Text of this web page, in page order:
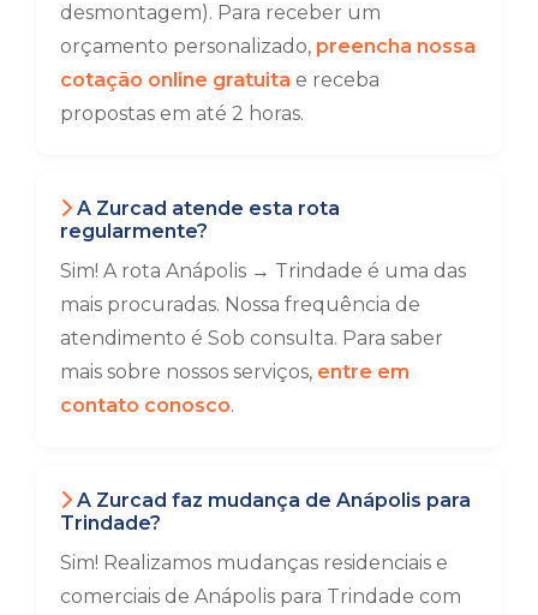
desmontagem). Para receber um
orçamento personalizado, preencha nossa
cotação online gratuita e receba
propostas em até 2 horas.
A Zurcad atende esta rota
regularmente?
Sim! A rota Anápolis → Trindade é uma das
mais procuradas. Nossa frequência de
atendimento é Sob consulta. Para saber
mais sobre nossos serviços, entre em
contato conosco.
A Zurcad faz mudança de Anápolis para
Trindade?
Sim! Realizamos mudanças residenciais e
comerciais de Anápolis para Trindade com